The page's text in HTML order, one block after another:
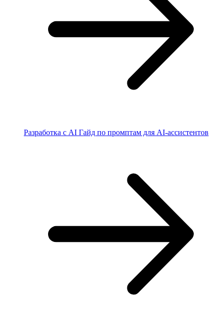
Разработка с AI Гайд по промптам для AI-ассистентов